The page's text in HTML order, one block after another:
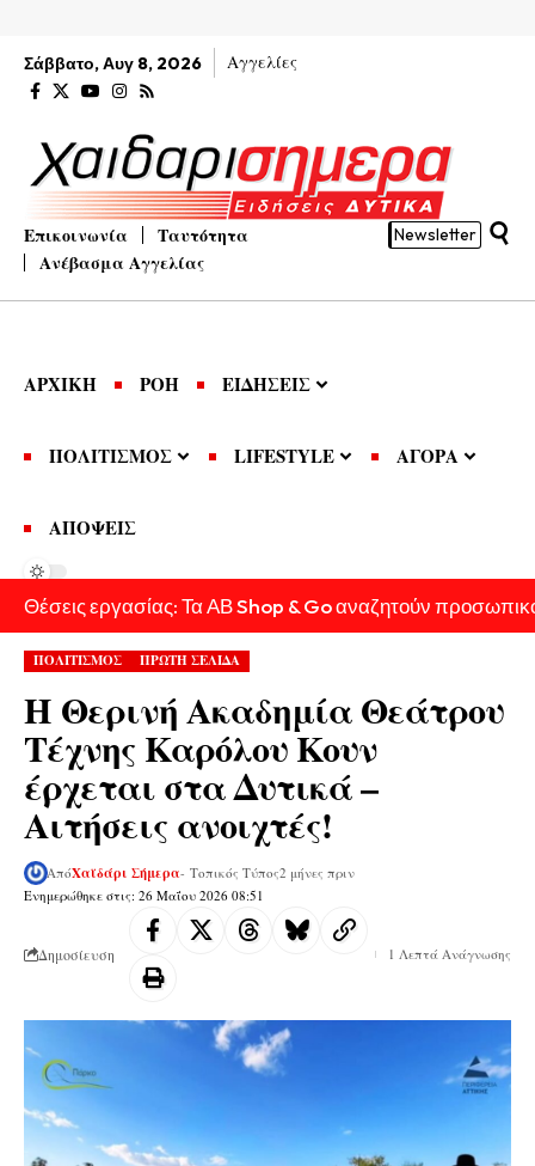
Σάββατο, Αυγ 8, 2026 Αγγελίες
Επικοινωνία
Ταυτότητα
Ανέβασμα Αγγελίας
Newsletter
ΑΡΧΙΚΗ ΡΟΗ ΕΙΔΗΣΕΙΣ
ΠΟΛΙΤΙΣΜΟΣ LIFESTYLE ΑΓΟΡΑ
ΑΠΟΨΕΙΣ
Θέσεις εργασίας: Τα ΑΒ Shop & Go αναζητούν
ΠΟΛΙΤΙΣΜΟΣ ΠΡΩΤΗ ΣΕΛΙΔΑ
Η Θερινή Ακαδημία Θεάτρου
Τέχνης Καρόλου Κουν
έρχεται στα Δυτικά –
Αιτήσεις ανοιχτές!
Ενημερώθηκε στις: 26 Μαΐου 2026 08:51
ΑπόΧαϊδάρι Σήμερα- Τοπικός Τύπος2 μήνες πριν
Δημοσίευση 1 Λεπτά Ανάγνωσης